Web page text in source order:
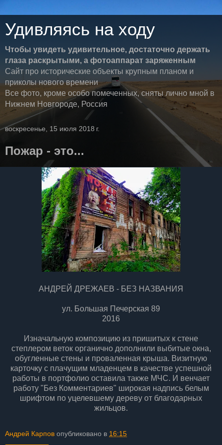
Удивляясь на ходу
Чтобы увидеть удивительное, достаточно держать
глаза раскрытыми, а фотоаппарат заряженным
Сайт про исторические объекты крупным планом и
приколы нового времени
Все фото, кроме особо помеченных, сняты лично мной в
Нижнем Новгороде, Россия
воскресенье, 15 июля 2018 г.
Пожар - это...
АНДРЕЙ ДРЕЖАЕВ - БЕЗ НАЗВАНИЯ
ул. Большая Печерская 89
2016
Изначальную композицию из пришитых к стене
степлером веток органично дополнили выбитые окна,
обугленные стены и проваленная крыша. Визитную
карточку с плачущим младенцем в качестве успешной
работы в портфолио оставила также МЧС. И венчает
работу "Без Комментариев" широкая надпись белым
шрифтом по уцелевшему дереву от благодарных
жильцов.
Андрей Карпов опубликовано в 16:15